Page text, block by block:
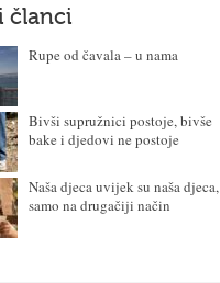
članci
Rupe od čavala – u nama
Bivši supružnici postoje, bivše
bake i djedovi ne postoje
Naša djeca uvijek su naša djeca,
samo na drugačiji način